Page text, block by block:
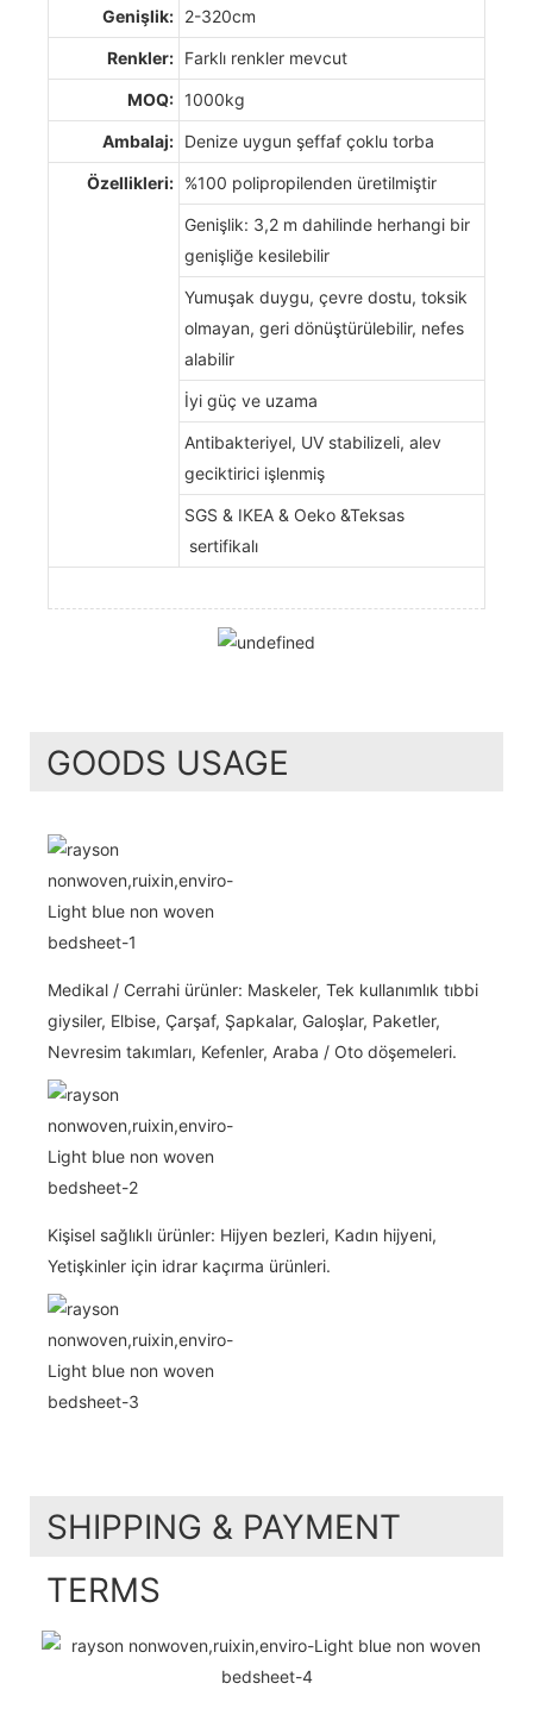
Genişlik: 2-320cm
Renkler: Farklı renkler mevcut
MOQ: 1000kg
Ambalaj: Denize uygun şeffaf çoklu torba
Özellikleri: %100 polipropilenden üretilmiştir
Genişlik: 3,2 m dahilinde herhangi bir
genişliğe kesilebilir
Yumuşak duygu, çevre dostu, toksik
olmayan, geri dönüştürülebilir, nefes
alabilir
İyi güç ve uzama
Antibakteriyel, UV stabilizeli, alev
geciktirici işlenmiş
SGS & IKEA & Oeko &Teksas
sertifikalı
GOODS USAGE
Medikal / Cerrahi ürünler: Maskeler, Tek kullanımlık tıbbi
giysiler, Elbise, Çarşaf, Şapkalar, Galoşlar, Paketler,
Nevresim takımları, Kefenler, Araba / Oto döşemeleri.
Kişisel sağlıklı ürünler: Hijyen bezleri, Kadın hijyeni,
Yetişkinler için idrar kaçırma ürünleri.
SHIPPING & PAYMENT
TERMS